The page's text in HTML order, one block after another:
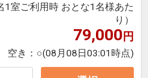
事は自由にアレンジ可能。
ルメや老舗レストランを巡
沢の食文化も満喫できる理
ます。
1室ご利用時 おとな1名様あた
り）
79,000円
空き： ○(08月08日03:01時点)